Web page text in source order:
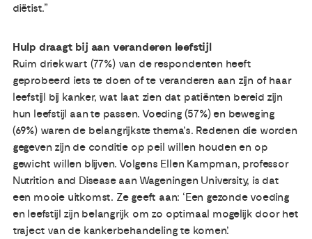
diëtist.”
Hulp draagt bij aan veranderen leefstijl
Ruim driekwart (77%) van de respondenten heeft
geprobeerd iets te doen of te veranderen aan zijn of haar
leefstijl bij kanker, wat laat zien dat patiënten bereid zijn
hun leefstijl aan te passen. Voeding (57%) en beweging
(69%) waren de belangrijkste thema’s. Redenen die worden
gegeven zijn de conditie op peil willen houden en op
gewicht willen blijven. Volgens Ellen Kampman, professor
Nutrition and Disease aan Wageningen University, is dat
een mooie uitkomst. Ze geeft aan: ‘Een gezonde voeding
en leefstijl zijn belangrijk om zo optimaal mogelijk door het
traject van de kankerbehandeling te komen’.